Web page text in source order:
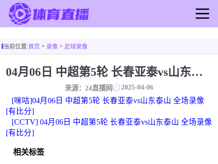
足球直播
足球录像
足球新闻
篮球新闻
当前位置:首页> 录像 > 足球录像
04月06日 中超第5轮 长春亚泰vs山东泰山 全场录像
来源：24直播网 2025-04-06
[咪咕]04月06日 中超第5轮 长春亚泰vs山东泰山 全场录像
[有比分]
[CCTV] 04月06日 中超第5轮 长春亚泰vs山东泰山 全场录像
[有比分]
相关标签